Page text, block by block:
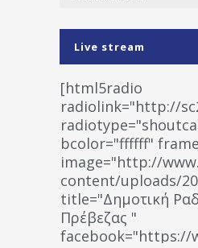
Live stream
[html5radio
radiolink="http://
bcolor="ffffff"
image="http://
content/uploads/
title="Δημοτική
Πρέβεζας "
facebook="https://